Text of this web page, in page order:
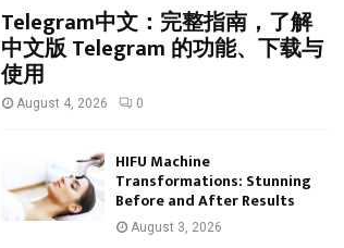
Telegram中文：完整指南，了解
中文版 Telegram 的功能、下载与
使用
August 4, 2026 0
HIFU Machine
Transformations: Stunning
Before and After Results
August 3, 2026